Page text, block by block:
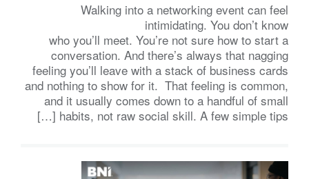
Walking into a networking event can feel
intimidating. You don’t know
who you’ll meet. You’re not sure how to start a
conversation. And there’s always that nagging
feeling you’ll leave with a stack of business cards
and nothing to show for it. That feeling is common,
and it usually comes down to a handful of small
habits, not raw social skill. A few simple tips […]